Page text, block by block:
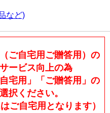
など)
ご自宅用ご贈答用）の
ービス向上の為
宅用」「ご贈答用」の
択ください。
ご自宅用となります）